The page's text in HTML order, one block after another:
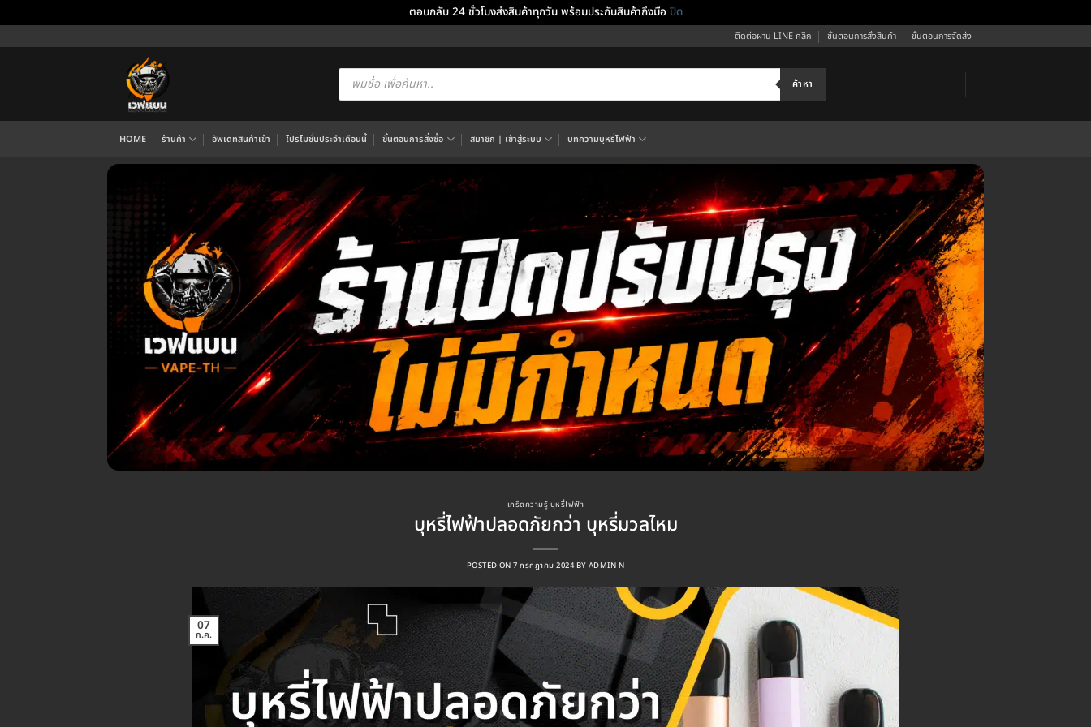
ตอบกลับ 24 ชั่วโมงส่งสินค้าทุกวัน พร้อมประกันสินค้าถึงมือ ปิด
ไป
ติดต่อผ่าน LINE คลิก ขั้นตอนการสั่งสินค้า ขั้นตอนการจัดส่ง
Products
search ค้าหา
HOME ร้านค้า อัพเดทสินค้าเข้า โปรโมชั่นประจำเดือนนี้ ขั้นตอนการสั่งซื้อ สมาชิก | เข้าสู่ระบบ บทความบุหรี่ไฟฟ้า
เกร็ดความรู้ บุหรี่ไฟฟ้า
บุหรี่ไฟฟ้าปลอดภัยกว่า บุหรี่มวลไหม
POSTED ON7 กรกฎาคม 2024 BY ADMIN N
07
ก.ค.